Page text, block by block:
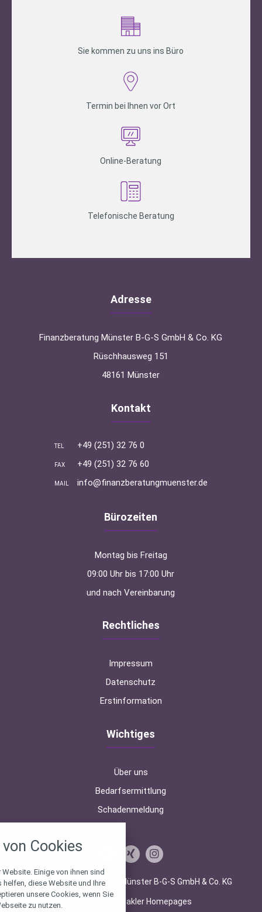
Sie kommen zu uns ins Büro
Termin bei Ihnen vor Ort
Online-Beratung
Telefonische Beratung
Adresse
Finanzberatung Münster B-G-S GmbH & Co. KG
Rüschhausweg 151
48161 Münster
Kontakt
TEL +49 (251) 32 76 0
FAX +49 (251) 32 76 60
MAIL info@finanzberatungmuenster.de
Bürozeiten
Montag bis Freitag
09:00 Uhr bis 17:00 Uhr
und nach Vereinbarung
Rechtliches
Impressum
Datenschutz
Erstinformation
Wichtiges
Über uns
Bedarfsermittlung
Schadenmeldung
© 2026 Finanzberatung Münster B-G-S GmbH & Co. KG
Makler Homepages
Cookies
Einige von ihnen sind
diese Website und Ihre
unsere Cookies, wenn Sie
zu nutzen.
alle verwendeten Cookies und
zu blockieren.
Notwendig